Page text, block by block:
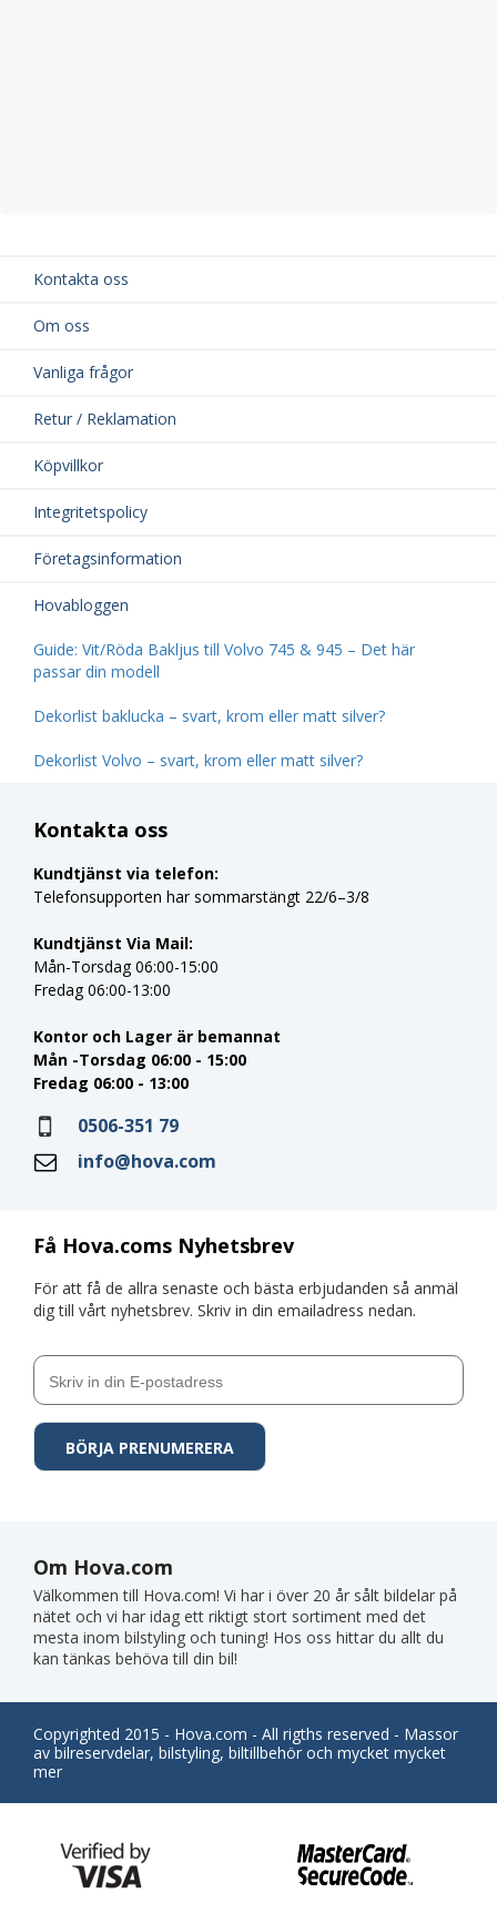
Kontakta oss
Om oss
Vanliga frågor
Retur / Reklamation
Köpvillkor
Integritetspolicy
Företagsinformation
Hovabloggen
Guide: Vit/Röda Bakljus till Volvo 745 & 945 – Det här
passar din modell
Dekorlist baklucka – svart, krom eller matt silver?
Dekorlist Volvo – svart, krom eller matt silver?
Få Hova.coms Nyhetsbrev
För att få de allra senaste och bästa erbjudanden så anmäl
dig till vårt nyhetsbrev. Skriv in din emailadress nedan.
Kontakta oss
Kundtjänst via telefon:
Telefonsupporten har sommarstängt 22/6–3/8
Kundtjänst Via Mail:
Mån-Torsdag 06:00-15:00
Fredag 06:00-13:00
Kontor och Lager är bemannat
Mån -Torsdag 06:00 - 15:00
Fredag 06:00 - 13:00
0506-351 79
info@hova.com
Om Hova.com
Välkommen till Hova.com! Vi har i över 20 år sålt bildelar på
nätet och vi har idag ett riktigt stort sortiment med det
mesta inom bilstyling och tuning! Hos oss hittar du allt du
kan tänkas behöva till din bil!
Copyrighted 2015 - Hova.com - All rigths reserved - Massor
av bilreservdelar, bilstyling, biltillbehör och mycket mycket
mer